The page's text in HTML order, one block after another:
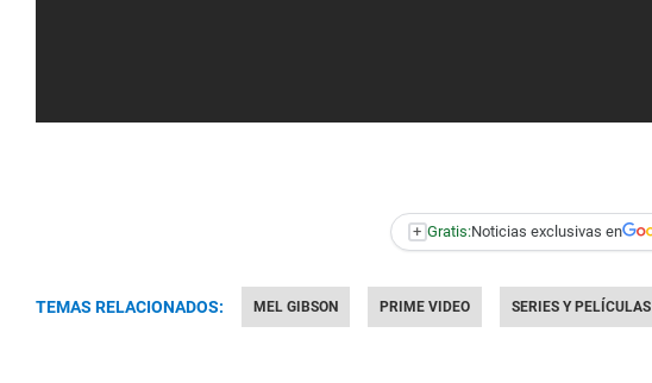
+ Gratis:Noticias exclusivas en
TEMAS RELACIONADOS: MEL GIBSON PRIME VIDEO SERIES Y PELÍCULAS